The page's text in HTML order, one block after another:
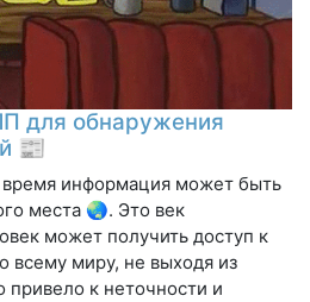
для обнаружения
📰
информация может быть
места 🌏. Это век
может получить доступ к
всему миру, не выходя из
привело к неточности и